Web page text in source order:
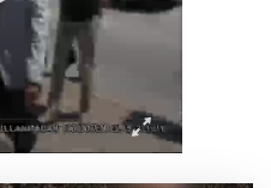
Utku Caner Çaykara
kararı
açıklandı... Alımlar 24